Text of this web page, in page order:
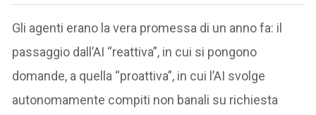
Gli agenti erano la vera promessa di un anno fa: il
passaggio dall’AI “reattiva”, in cui si pongono
domande, a quella “proattiva”, in cui l’AI svolge
autonomamente compiti non banali su richiesta